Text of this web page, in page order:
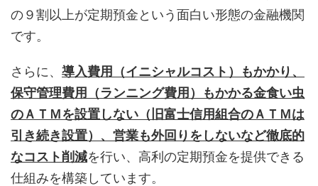
の９割以上が定期預金という面白い形態の金融機関
です。
さらに、 導入費用（イニシャルコスト）もかかり、
保守管理費用（ランニング費用）もかかる金食い虫
のＡＴＭを設置しない（旧富士信用組合のＡＴＭは
引き続き設置）、営業も外回りをしないなど徹底的
なコスト削減を行い、高利の定期預金を提供できる
仕組みを構築しています。